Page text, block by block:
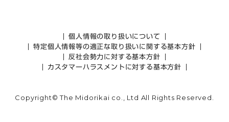
個人情報の取り扱いについて
特定個人情報等の適正な取り扱いに関する基本方針
反社会勢力に対する基本方針
カスタマーハラスメントに対する基本方針
Copyright© The Midorikai co., Ltd All Rights Reserved.